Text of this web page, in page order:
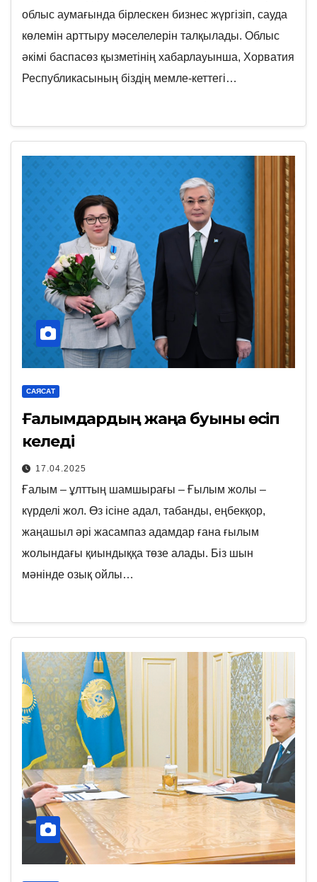
облыс аумағында бірлескен бизнес жүргізіп, сауда
көлемін арттыру мәселелерін талқылады. Облыс
әкімі баспасөз қызметінің хабарлауынша, Хорватия
Республикасының біздің мемле-кеттегі…
САЯСАТ
Ғалымдардың жаңа буыны өсіп
келеді
17.04.2025
Ғалым – ұлттың шамшырағы – Ғылым жолы –
күрделі жол. Өз ісіне адал, табанды, еңбекқор,
жаңашыл әрі жасампаз адамдар ғана ғылым
жолындағы қиындыққа төзе алады. Біз шын
мәнінде озық ойлы…